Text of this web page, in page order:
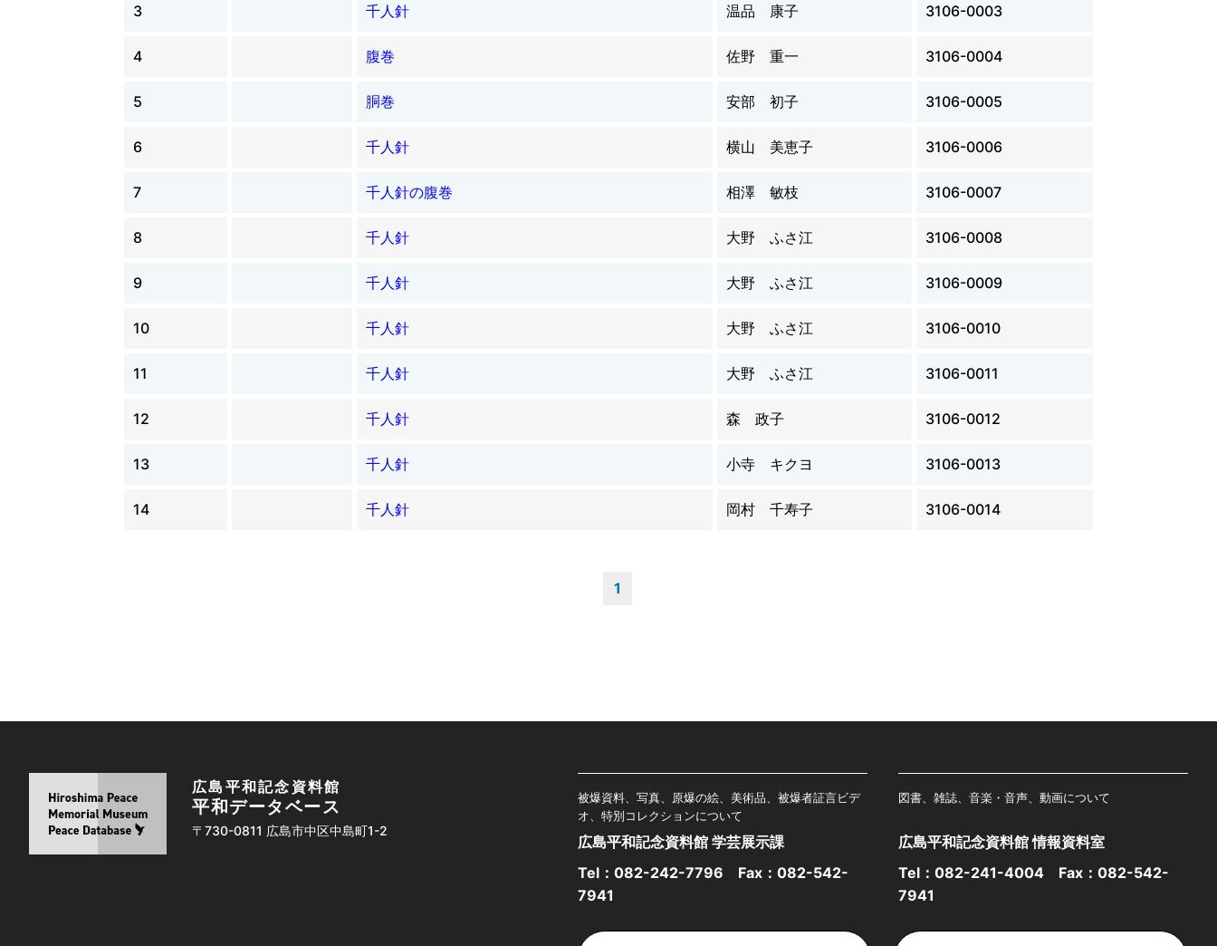
3 千人針 温品 康子 3106-0003
4 腹巻 佐野 重一 3106-0004
5 胴巻 安部 初子 3106-0005
6 千人針 横山 美恵子 3106-0006
7 千人針の腹巻 相澤 敏枝 3106-0007
8 千人針 大野 ふさ江 3106-0008
9 千人針 大野 ふさ江 3106-0009
10 千人針 大野 ふさ江 3106-0010
11 千人針 大野 ふさ江 3106-0011
12 千人針 森 政子 3106-0012
13 千人針 小寺 キクヨ 3106-0013
14 千人針 岡村 千寿子 3106-0014
1
広島平和記念資料館
平和データベース
〒730-0811 広島市中区中島町1-2
被爆資料、写真、原爆の絵、美術品、被爆者証言ビデ
オ、特別コレクションについて
広島平和記念資料館 学芸展示課
Tel： 082-242-7796 Fax：082-542-
7941
図書、雑誌、音楽・音声、動画について
広島平和記念資料館 情報資料室
Tel： 082-241-4004 Fax：082-542-
7941